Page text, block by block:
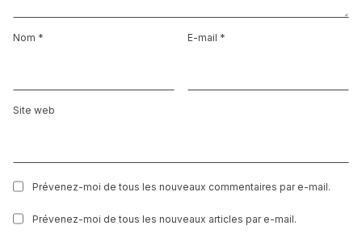
Nom * E-mail *
Site web
Prévenez-moi de tous les nouveaux commentaires par e-mail.
Prévenez-moi de tous les nouveaux articles par e-mail.